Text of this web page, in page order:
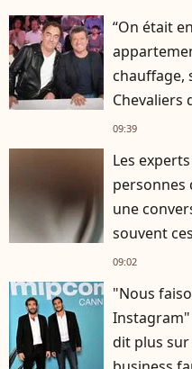
“On était
chauffage,
Chevaliers
09:39
Les
personnes
une
souvent
09:02
"Nous
Instagram"
dit plus